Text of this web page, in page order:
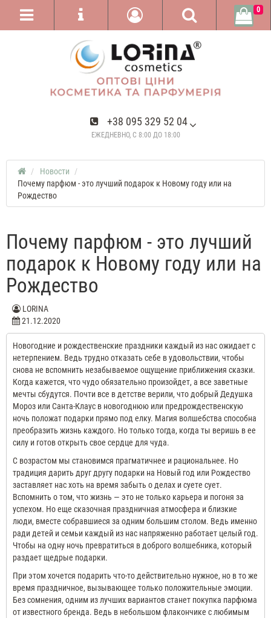
+38 095 329 52 04
ЕЖЕДНЕВНО, С 8:00 ДО 18:00
0
Новости
Почему парфюм - это лучший подарок к Новому году или на
Рождество
Почему парфюм - это лучший
подарок к Новому году или на
Рождество
LORINA
21.12.2020
Новогодние и рождественские праздники каждый из нас ожидает с
нетерпением. Ведь трудно отказать себе в удовольствии, чтобы
снова не вспомнить незабываемое ощущение приближения сказки.
Когда кажется, что чудо обязательно произойдет, а все заветные
мечты сбудутся. Почти все в детстве верили, что добрый Дедушка
Мороз или Санта-Клаус в новогоднюю или предрождественскую
ночь положат подарки прямо под елку. Магия волшебства способна
преобразить жизнь каждого. Но только тогда, когда ты веришь в ее
силу и готов открыть свое сердце для чуда.
С возрастом мы становимся прагматичнее и рациональнее. Но
традиция дарить друг другу подарки на Новый год или Рождество
заставляет нас хоть на время забыть о делах и суете сует.
Вспомнить о том, что жизнь — это не только карьера и погоня за
успехом. Но еще сказочная праздничная атмосфера и близкие
люди, вместе собравшиеся за одним большим столом. Ведь именно
ради детей и семьи каждый из нас напряженно работает целый год.
Чтобы на одну ночь превратиться в доброго волшебника, который
раздает щедрые подарки.
При этом хочется подарить что-то действительно нужное, но в то же
время праздничное, вызывающее только положительные эмоции.
Без сомнения, одним из лучших вариантов станет покупка парфюма
от известного бренда. Ведь в небольшом флакончике с любимым